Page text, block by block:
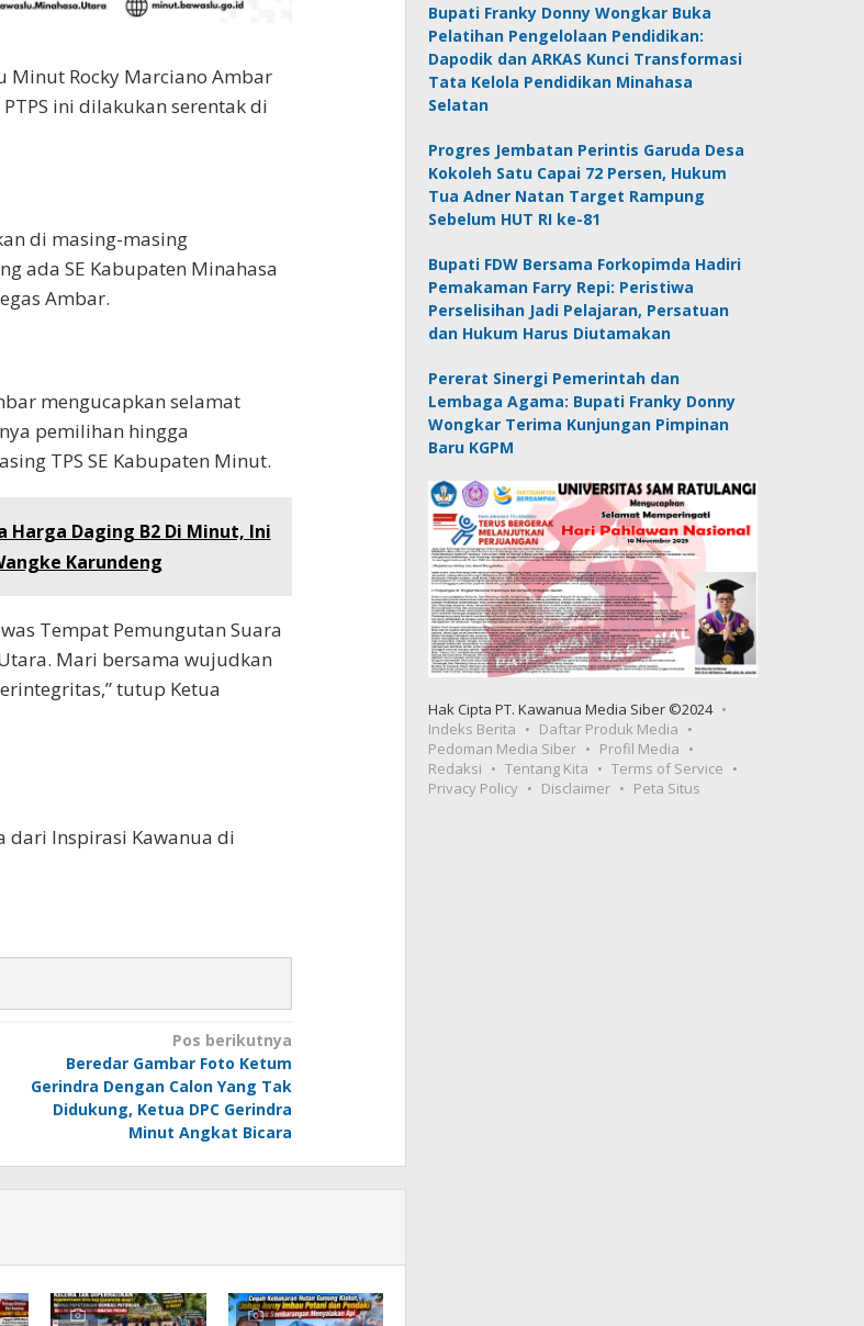
Minut Rocky Marciano Ambar
ini dilakukan serentak di
di masing-masing
ada SE Kabupaten Minahasa
Ambar.
mengucapkan selamat
pemilihan hingga
TPS SE Kabupaten Minut.
Harga Daging B2 Di Minut, Ini
Karundeng
Tempat Pemungutan Suara
Mari bersama wujudkan
tutup Ketua
dari Inspirasi Kawanua di
Pos berikutnya
Beredar Gambar Foto Ketum
Gerindra Dengan Calon Yang Tak
Didukung, Ketua DPC Gerindra
Minut Angkat Bicara
Bupati Franky Donny Wongkar Buka
Pelatihan Pengelolaan Pendidikan:
Dapodik dan ARKAS Kunci Transformasi
Tata Kelola Pendidikan Minahasa
Selatan
Progres Jembatan Perintis Garuda Desa
Kokoleh Satu Capai 72 Persen, Hukum
Tua Adner Natan Target Rampung
Sebelum HUT RI ke-81
Bupati FDW Bersama Forkopimda Hadiri
Pemakaman Farry Repi: Peristiwa
Perselisihan Jadi Pelajaran, Persatuan
dan Hukum Harus Diutamakan
Pererat Sinergi Pemerintah dan
Lembaga Agama: Bupati Franky Donny
Wongkar Terima Kunjungan Pimpinan
Baru KGPM
Hak Cipta PT. Kawanua Media Siber ©2024
Indeks Berita
Daftar Produk Media
Pedoman Media Siber
Profil Media
Redaksi
Tentang Kita
Terms of Service
Privacy Policy
Disclaimer Peta Situs